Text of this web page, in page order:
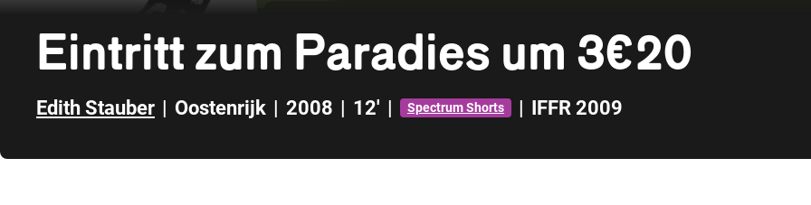
Eintritt zum Paradies um 3€20
Edith Stauber | Oostenrijk | 2008 | 12' | Spectrum Shorts | IFFR 2009